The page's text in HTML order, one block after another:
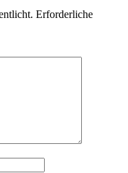
Erforderliche